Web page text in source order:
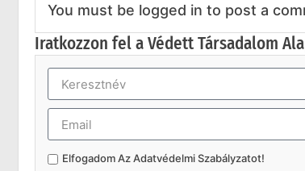
You must be logged in to post a
Iratkozzon fel a Védett Társadalom
Elfogadom AzAdatvédelmi Szabályzatot!